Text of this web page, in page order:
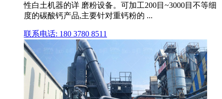
性白土机器的详 磨粉设备。可加工200目~3000目不等细
度的碳酸钙产品,主要针对重钙粉的 ...
联系电话: 180 3780 8511